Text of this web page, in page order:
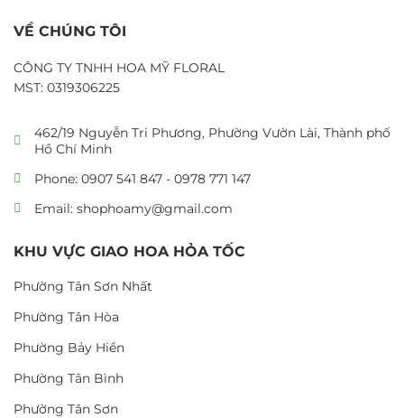
VỀ CHÚNG TÔI
CÔNG TY TNHH HOA MỸ FLORAL
MST: 0319306225
462/19 Nguyễn Tri Phương, Phường Vườn Lài, Thành phố
Hồ Chí Minh
Phone: 0907 541 847 - 0978 771 147
Email: shophoamy@gmail.com
KHU VỰC GIAO HOA HỎA TỐC
Phường Tân Sơn Nhất
Phường Tân Hòa
Phường Bảy Hiền
Phường Tân Bình
Phường Tân Sơn